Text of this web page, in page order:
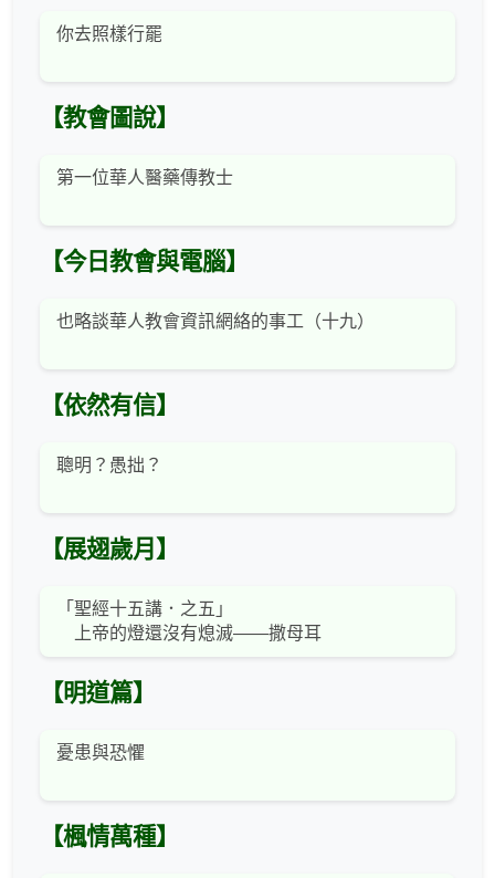
你去照樣行罷
【教會圖說】
第一位華人醫藥傳教士
【今日教會與電腦】
也略談華人教會資訊網絡的事工（十九）
【依然有信】
聰明？愚拙？
【展翅歲月】
「聖經十五講．之五」
上帝的燈還沒有熄滅——撒母耳
【明道篇】
憂患與恐懼
【楓情萬種】